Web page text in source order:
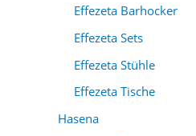
Effezeta Barhocker
Effezeta Sets
Effezeta Stühle
Effezeta Tische
Hasena